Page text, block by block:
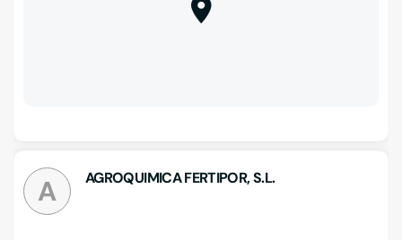
A AGROQUIMICA FERTIPOR, S.L.